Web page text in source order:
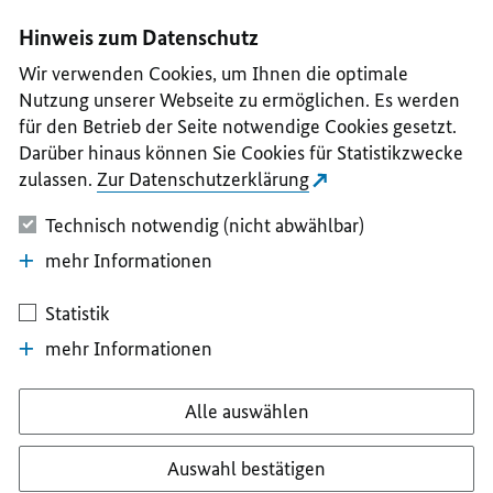
II
III
IV
V
Hinweis zum Datenschutz
Wir verwenden Cookies, um Ihnen die optimale
Nutzung unserer Webseite zu ermöglichen. Es werden
für den Betrieb der Seite notwendige Cookies gesetzt.
Darüber hinaus können Sie Cookies für Statistikzwecke
zulassen. Zur Datenschutzerklärung
Technisch notwendig (nicht abwählbar)
mehr Informationen
Statistik
mehr Informationen
Alle auswählen
Auswahl bestätigen